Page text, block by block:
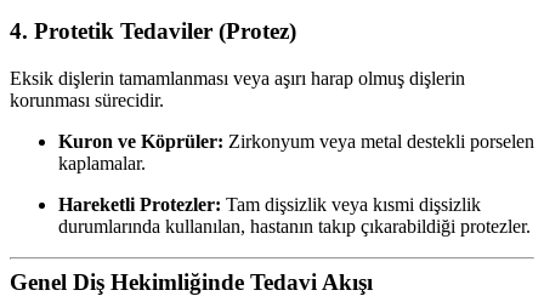
4. Protetik Tedaviler (Protez)
Eksik dişlerin tamamlanması veya aşırı harap olmuş dişlerin
korunması sürecidir.
Kuron ve Köprüler: Zirkonyum veya metal destekli porselen
kaplamalar.
Hareketli Protezler: Tam dişsizlik veya kısmi dişsizlik
durumlarında kullanılan, hastanın takıp çıkarabildiği protezler.
Genel Diş Hekimliğinde Tedavi Akışı